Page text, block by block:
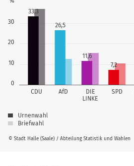
0
10
20
30
CDU AfD
DIE
LINKE
SPD
33,3
26,5
11,6
7,2
© Stadt Halle (Saale) / Abteilung Statistik und Wahlen
Urnenwahl
Briefwahl